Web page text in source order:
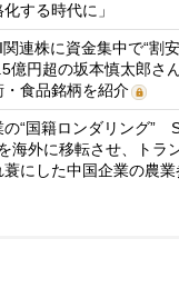
する時代に」
連株に資金集中で“割
円超の坂本慎太郎さ
食品銘柄を紹介
“国籍ロンダリング”
海外に移転させ、トラ
にした中国企業の農業